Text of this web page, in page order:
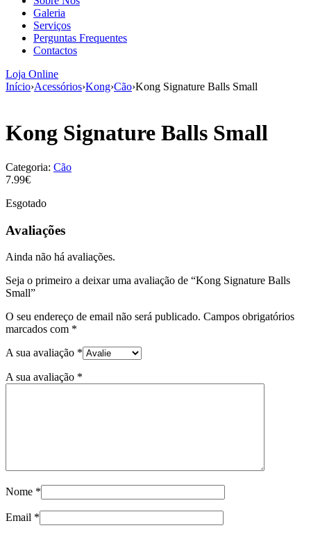
Galeria
Serviços
Perguntas Frequentes
Contactos
Loja Online
Início›Acessórios›Kong›Cão›Kong Signature Balls Small
Kong Signature Balls Small
Categoria: Cão
7.99€
Esgotado
Avaliações
Ainda não há avaliações.
Seja o primeiro a deixar uma avaliação de “Kong Signature Balls
Small”
O seu endereço de email não será publicado. Campos obrigatórios
marcados com *
A sua avaliação *
A sua avaliação *
Nome *
Email *
aumenta a
probabilidade
de ver
conteúdo e
ofertas